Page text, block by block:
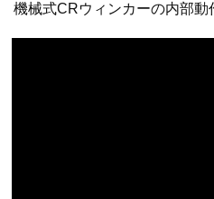
機械式CRウィンカーの内部動